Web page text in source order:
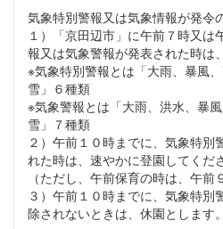
気象特別警報又は気象情報が発令
１）「京田辺市」に午前７時又は
報又は気象警報が発表された時は
※気象特別警報とは「大雨、暴風
雪」６種類
※気象警報とは「大雨、洪水、暴
雪」７種類
２）午前１０時までに、気象特別
れた時は、速やかに登園してくださ
（ただし、午前保育の時は、午前
３）午前１０時までに、気象特別
除されないときは、休園とします。